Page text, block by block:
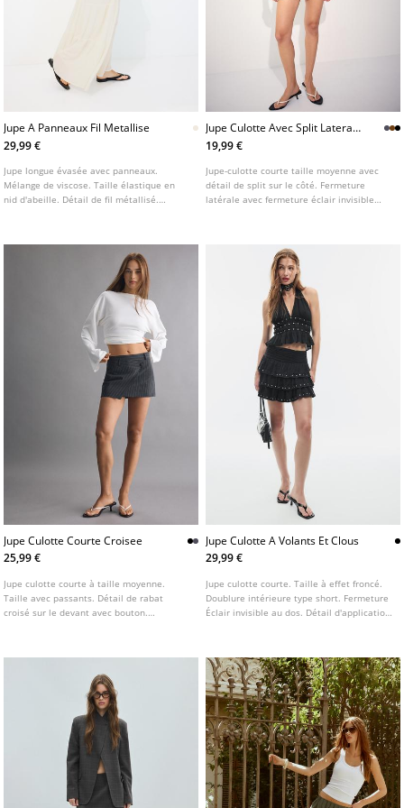
Jupe A Panneaux Fil Metallise
29,99 €
Jupe longue évasée avec panneaux.
Mélange de viscose. Taille élastique en
nid d'abeille. Détail de fil métallisé.
Jupe Culotte Avec Split Lateral
L04799768
19,99 €
Jupe-culotte courte taille moyenne avec
détail de split sur le côté. Fermeture
latérale avec fermeture éclair invisible
Jupe Culotte Courte Croisee
25,99 €
Jupe culotte courte à taille moyenne.
Taille avec passants. Détail de rabat
croisé sur le devant avec bouton.
Jupe Culotte A Volants Et Clous
29,99 €
Jupe culotte courte. Taille à effet froncé.
Doublure intérieure type short. Fermeture
Éclair invisible au dos. Détail d'application